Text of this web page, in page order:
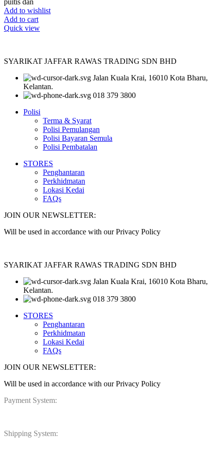
Add to wishlist
Add to cart
Quick view
SYARIKAT JAFFAR RAWAS TRADING SDN BHD
Jalan Kuala Krai, 16010 Kota Bharu,
Kelantan.
018 379 3800
Polisi
Terma & Syarat
Polisi Pemulangan
Polisi Bayaran Semula
Polisi Pembatalan
STORES
Penghantaran
Perkhidmatan
Lokasi Kedai
FAQs
JOIN OUR NEWSLETTER:
Will be used in accordance with our Privacy Policy
SYARIKAT JAFFAR RAWAS TRADING SDN BHD
Jalan Kuala Krai, 16010 Kota Bharu,
Kelantan.
018 379 3800
STORES
Penghantaran
Perkhidmatan
Lokasi Kedai
FAQs
JOIN OUR NEWSLETTER:
Will be used in accordance with our Privacy Policy
Payment System:
Shipping System: